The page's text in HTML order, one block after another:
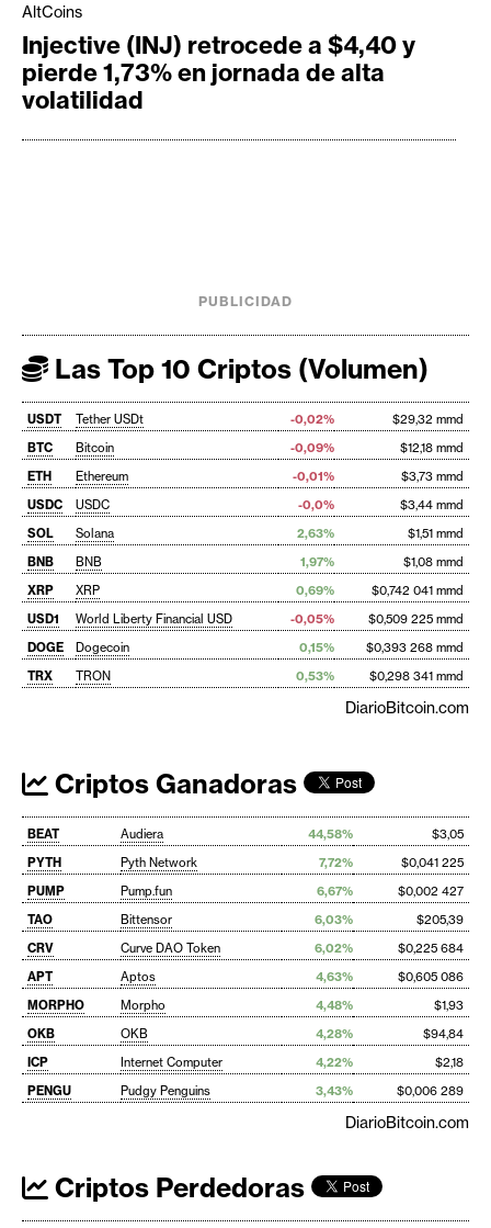
AltCoins
Injective (INJ) retrocede a $4,40 y
pierde 1,73% en jornada de alta
volatilidad
PUBLICIDAD
Las Top 10 Criptos (Volumen)
USDT Tether USDt -0,02%
$29,32 mmd
BTC
Bitcoin -0,09%
$12,18 mmd
ETH
Ethereum -0,01%
$3,73 mmd
USDC
USDC -0,0%
$3,44 mmd
SOL
Solana 2,63%
$1,51 mmd
BNB
BNB 1,97%
$1,08 mmd
XRP
XRP 0,69%
$0,742 041 mmd
USD1
World Liberty Financial USD -0,05%
$0,509 225 mmd
DOGE
Dogecoin 0,15%
$0,393 268 mmd
TRX
TRON 0,53% $0,298 341 mmd
DiarioBitcoin.com
Criptos Ganadoras
BEAT Audiera 44,58%
$3,05
PYTH
Pyth Network 7,72%
$0,041 225
PUMP
Pump.fun 6,67%
$0,002 427
TAO
Bittensor 6,03%
$205,39
CRV
Curve DAO Token 6,02%
$0,225 684
APT
Aptos 4,63%
$0,605 086
MORPHO
Morpho 4,48%
$1,93
OKB
OKB 4,28%
$94,84
ICP
Internet Computer 4,22%
$2,18
PENGU
Pudgy Penguins 3,43% $0,006 289
DiarioBitcoin.com
Criptos Perdedoras